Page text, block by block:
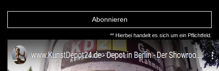
Abonnieren
** Hierbei handelt es sich um ein Pflichtfeld.